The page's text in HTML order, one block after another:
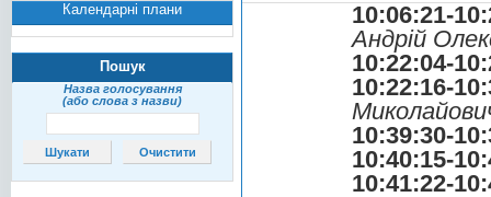
Календарні плани
Пошук
Назва голосування
(або слова з назви)
10:06:21-
Андрій
10:22:04-
10:22:16-
10:39:30-
10:40:15-
10:41:22-